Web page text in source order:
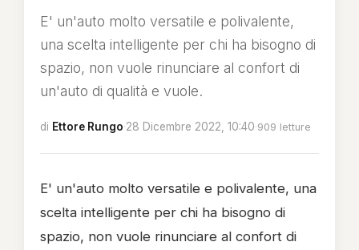
E' un'auto molto versatile e polivalente,
una scelta intelligente per chi ha bisogno di
spazio, non vuole rinunciare al confort di
un'auto di qualità e vuole.
di Ettore Rungo·28 Dicembre 2022, 10:40·909 letture
E' un'auto molto versatile e polivalente, una
scelta intelligente per chi ha bisogno di
spazio, non vuole rinunciare al confort di